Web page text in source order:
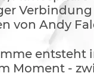
von Andy
entsteht
Moment -